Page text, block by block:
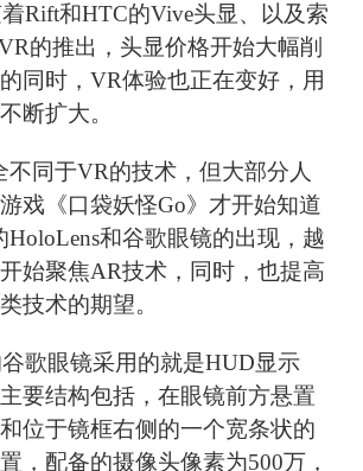
Rift和HTC的Vive头显、以及索
的推出，头显价格开始大幅削
同时，VR体验也正在变好，用
断扩大。
不同于VR的技术，但大部分人
戏《口袋妖怪Go》才开始知道
和谷歌眼镜的出现，越
始聚焦AR技术，同时，也提高
技术的期望。
歌眼镜采用的就是HUD显示
要结构包括，在眼镜前方悬置
位于镜框右侧的一个宽条状的
，配备的摄像头像素为500万，